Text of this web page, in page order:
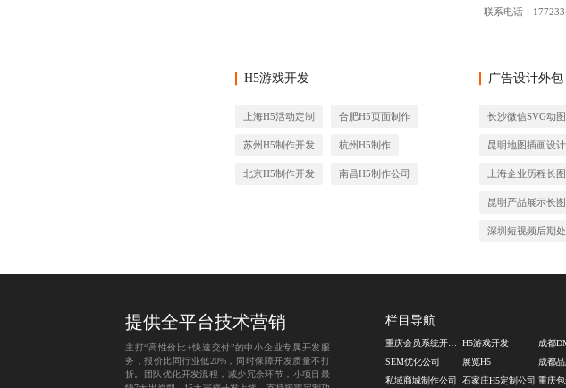
联系电话：
H5游戏开发
上海H5活动定制 合肥H5页面制作
苏州H5制作开发 杭州H5制作
北京H5制作开发 南昌H5制作公司
广告设计外包
长沙微信SVG动
昆明地图插画设
上海企业历程长
昆明产品展示长
深圳短视频后期
提供全平台技术营销
主打“高性价比+快速交付”的中小企业专属开发服
务，报价比同行业低20%，同时保障开发质量不打
折。团队优化开发流程，减少冗余环节，小项目最
栏目导航
SEM优化公司
私域商城制作公司
H5游戏开发
展览H5
石家庄H5定制公司
成都
成都